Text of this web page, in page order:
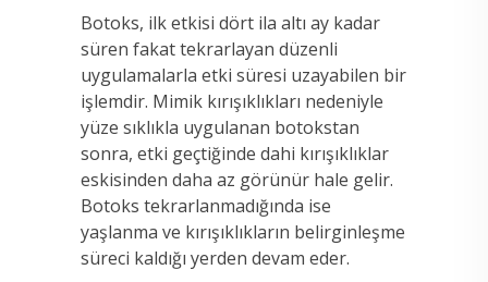
Botoks, ilk etkisi dört ila altı ay kadar
süren fakat tekrarlayan düzenli
uygulamalarla etki süresi uzayabilen bir
işlemdir. Mimik kırışıklıkları nedeniyle
yüze sıklıkla uygulanan botokstan
sonra, etki geçtiğinde dahi kırışıklıklar
eskisinden daha az görünür hale gelir.
Botoks tekrarlanmadığında ise
yaşlanma ve kırışıklıkların belirginleşme
süreci kaldığı yerden devam eder.